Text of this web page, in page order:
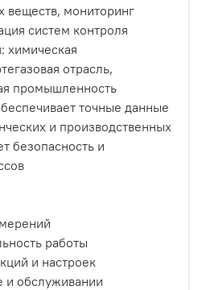
веществ, мониторинг
систем контроля
химическая
отрасль,
промышленность
точные данные
и производственных
безопасность и
работы
и настроек
и обслуживании